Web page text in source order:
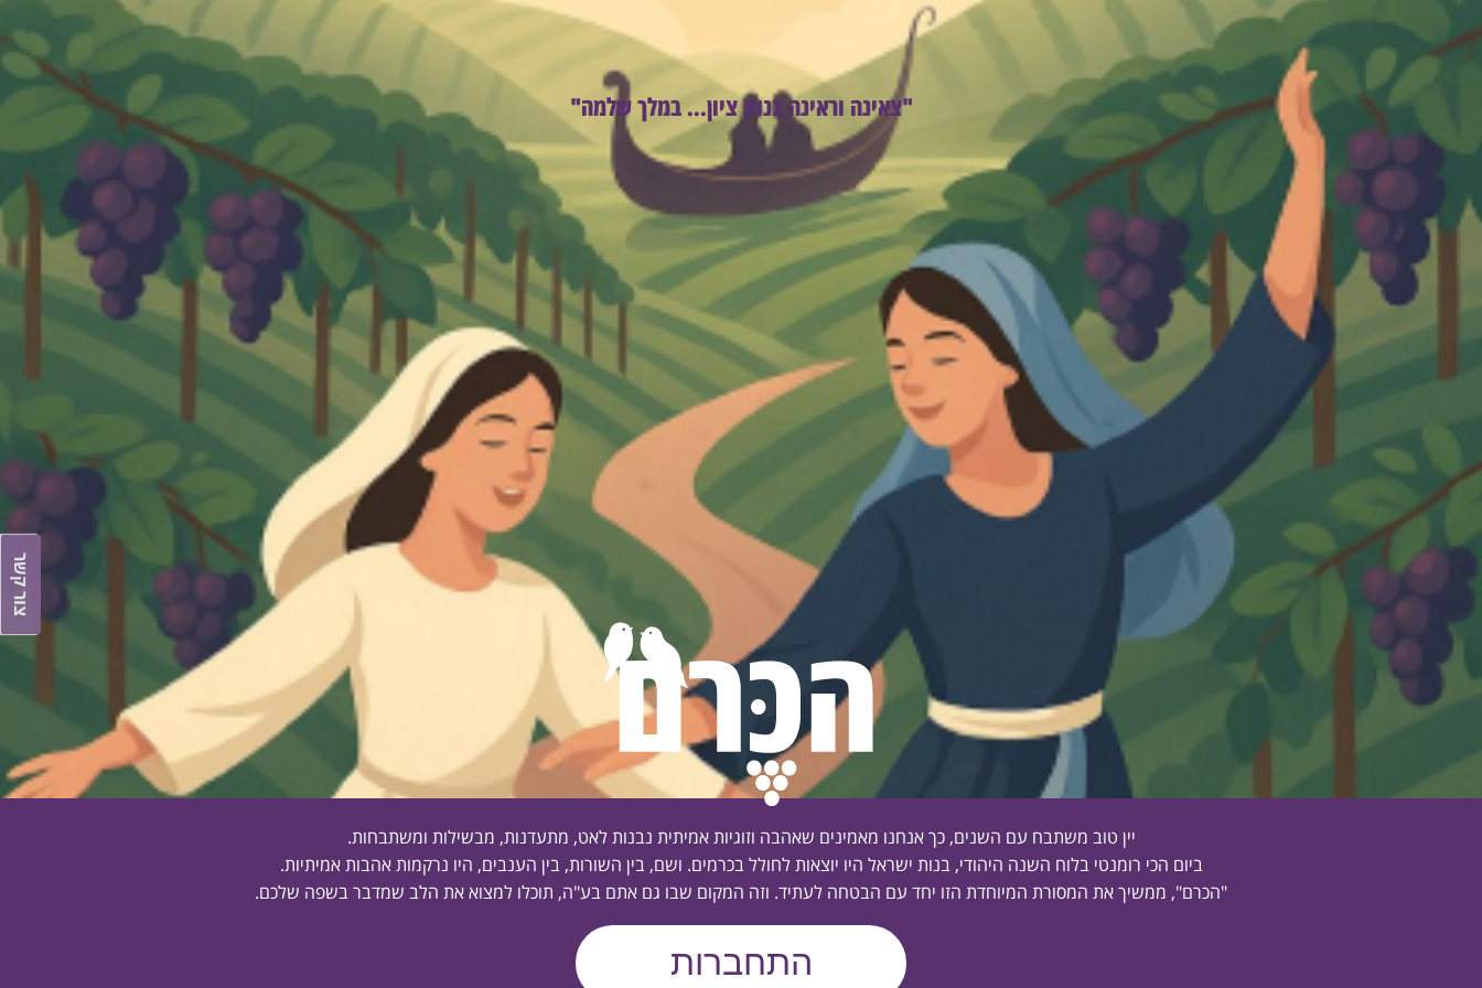
"צאינה וראינה בנות ציון... במלך שלמה"
יין טוב משתבח עם השנים, כך אנחנו מאמינים שאהבה וזוגיות אמיתית נבנות לאט, מתעדנות, מבשילות ומשתבחות.
ביום הכי רומנטי בלוח השנה היהודי, בנות ישראל היו יוצאות לחולל בכרמים. ושם, בין השורות, בין הענבים, היו נרקמות אהבות אמיתיות.
"הכרם", ממשיך את המסורת המיוחדת הזו יחד עם הבטחה לעתיד. וזה המקום שבו גם אתם בע"ה, תוכלו למצוא את הלב שמדבר בשפה שלכם.
התחברות
צור קשר